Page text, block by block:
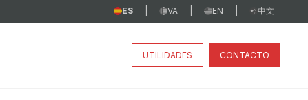
ES VA EN 中文
UTILIDADES CONTACTO